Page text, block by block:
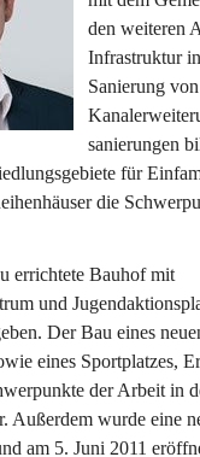
den weiteren
Infrastruktur
Sanierung
sanierungen
für
die
errichtete Bauhof mit
und
Der Bau eines
eines Sportplatzes,
der Arbeit in
Außerdem wurde eine
am 5. Juni 2011